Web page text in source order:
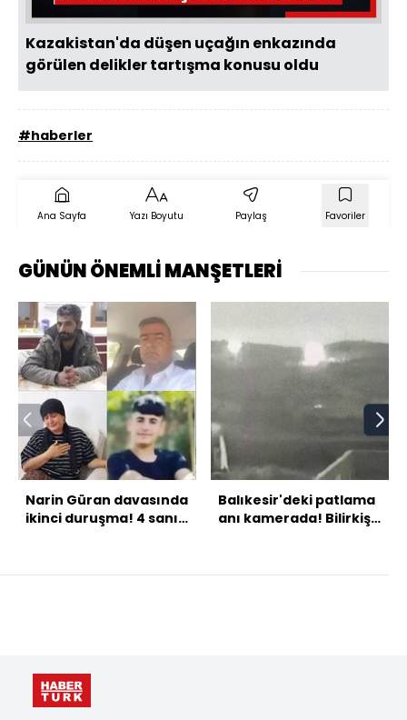
Kazakistan'da düşen uçağın enkazında
görülen delikler tartışma konusu oldu
#haberler
Ana Sayfa Yazı Boyutu Paylaş Favoriler
GÜNÜN ÖNEMLİ MANŞETLERİ
Narin Güran davasında
ikinci duruşma! 4 sanık
Balıkesir'deki patlama
anı kamerada! Bilirkişi